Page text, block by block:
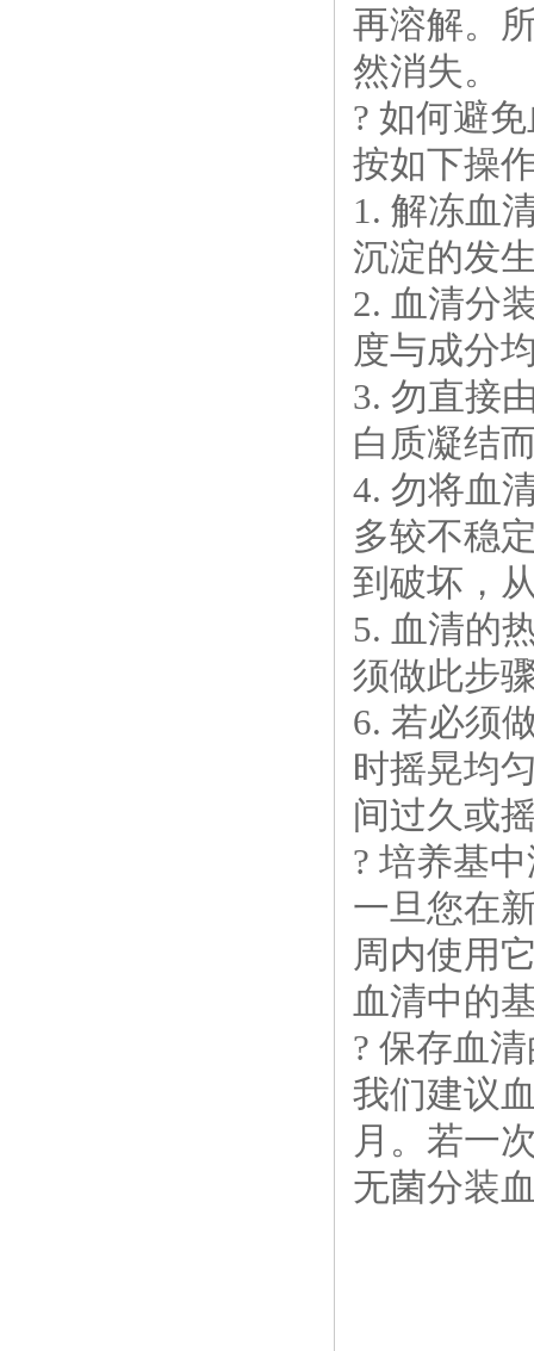
再溶解。
然消失。
? 如何避
按如下操
1. 解冻血
沉淀的发
2. 血清分
度与成分
3. 勿直接
白质凝结
4. 勿将血
多较不稳
到破坏，
5. 血清的
须做此步
6. 若必须
时摇晃均
间过久或
? 培养基
一旦您在
周内使用
血清中的
? 保存血
我们建议
月。若一
无菌分装